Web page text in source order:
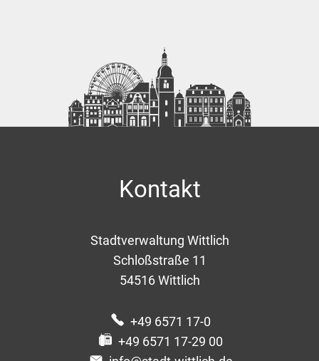
Kontakt
Stadtverwaltung Wittlich
Schloßstraße 11
54516 Wittlich
+49 6571 17-0
+49 6571 17-29 00